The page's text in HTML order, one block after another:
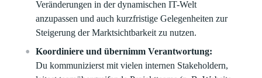
Veränderungen in der dynamischen IT-Welt
anzupassen und auch kurzfristige Gelegenheiten zur
Steigerung der Marktsichtbarkeit zu nutzen.
Koordiniere und übernimm Verantwortung:
Du kommunizierst mit vielen internen Stakeholdern,